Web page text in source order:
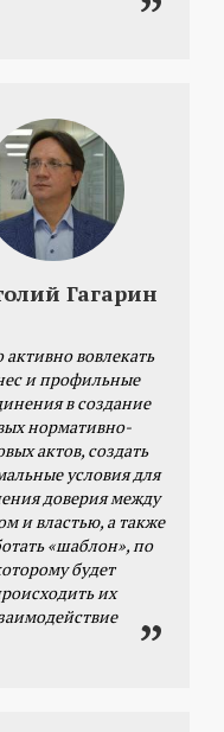
Гагарин
вовлекать
и профильные
в создание
нормативно-
актов, создать
условия для
доверия между
и властью, а также
«шаблон», по
будет
их